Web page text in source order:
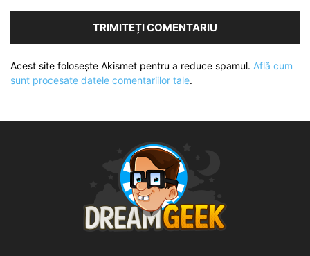
Acest site folosește Akismet pentru a reduce spamul. Află cum
sunt procesate datele comentariilor tale.